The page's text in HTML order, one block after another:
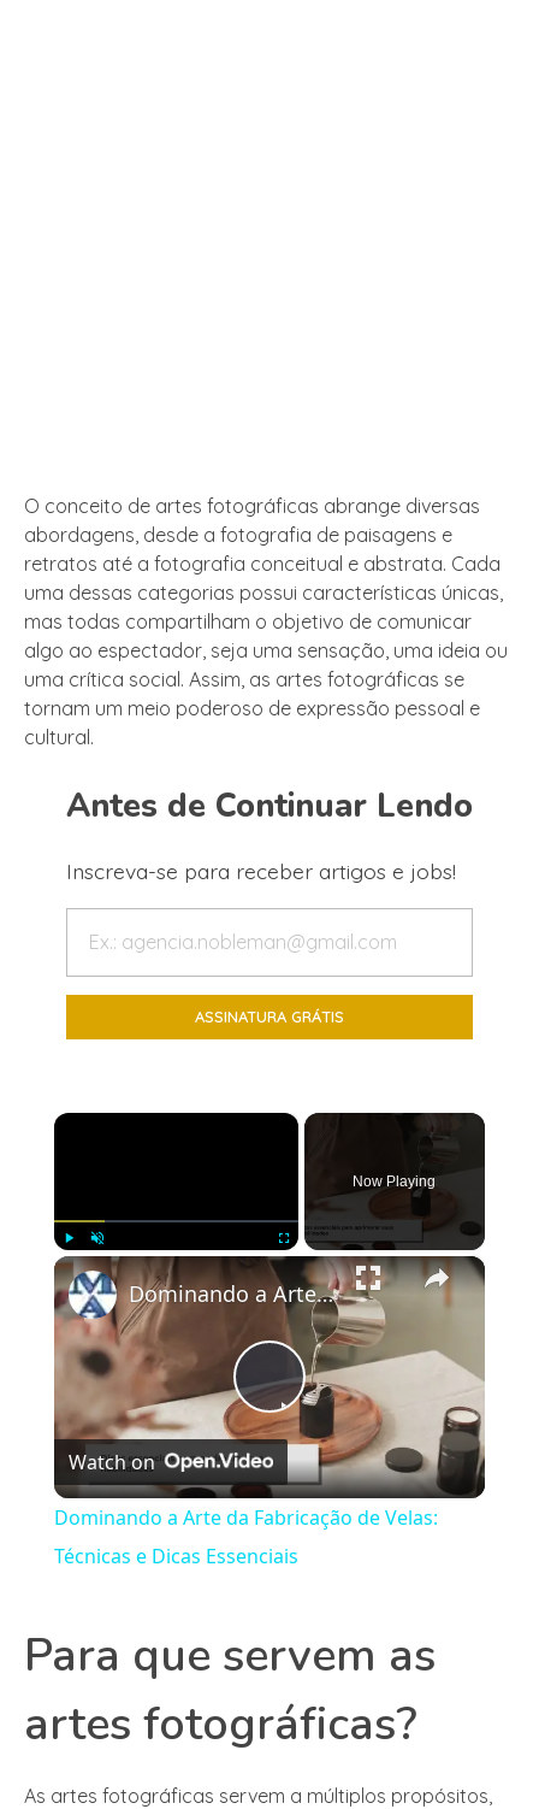
O conceito de artes fotográficas abrange diversas
abordagens, desde a fotografia de paisagens e
retratos até a fotografia conceitual e abstrata. Cada
uma dessas categorias possui características únicas,
mas todas compartilham o objetivo de comunicar
algo ao espectador, seja uma sensação, uma ideia ou
uma crítica social. Assim, as artes fotográficas se
tornam um meio poderoso de expressão pessoal e
cultural.
Antes de Continuar Lendo
Inscreva-se para receber artigos e jobs!
×
Play Unmute Fullscreen
Now Playing
×
Play
Video
Dominando a Arte da Fabricação de Velas: Técnicas e Dicas Essenciais
Watch on
Dominando a Arte da Fabricação de Velas:
Técnicas e Dicas Essenciais
Para que servem as
artes fotográficas?
As artes fotográficas servem a múltiplos propósitos,